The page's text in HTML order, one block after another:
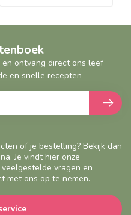
of je bestelling? Bekijk dan
Je vindt hier onze
vragen en
met ons op te nemen.
ontvang direct ons leef
en snelle recepten